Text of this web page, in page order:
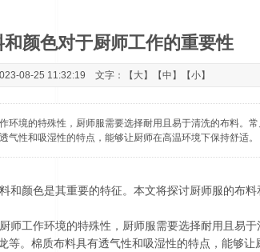
颜色对于厨师工作的重要性
08-25 11:32:19 文字：【 大】【中 】【小】
环境的特殊性，厨师服需要选择耐用且易于清洗的布料。
气性和吸湿性的特点，能够让厨师在高温环境下保持舒适。
颜色是其重要的特征。本文将探讨厨师服的布料
工作环境的特殊性，厨师服需要选择耐用且易于
等。棉质布料具有透气性和吸湿性的特点，能够让